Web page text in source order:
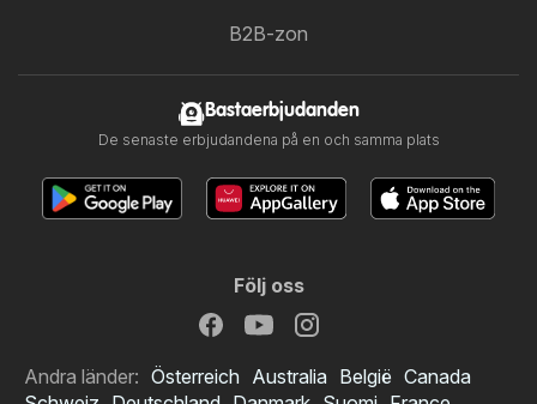
B2B-zon
Bastaerbjudanden
De senaste erbjudandena på en och samma plats
Följ oss
Andra länder: Österreich Australia België Canada